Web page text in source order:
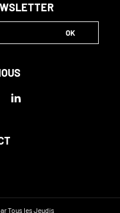
Tous les Jeudis